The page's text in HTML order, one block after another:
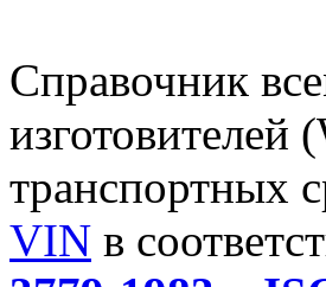
Справочник
транспортных
VIN в